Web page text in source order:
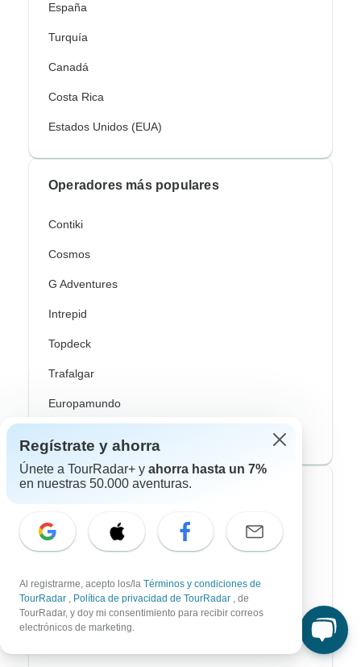
España
Turquía
Canadá
Costa Rica
Estados Unidos (EUA)
Operadores más populares
Contiki
Cosmos
G Adventures
Intrepid
Topdeck
Trafalgar
Europamundo
Estilos de viaje más populares
Aventura
Senderismo & Trekking
Aurora Boreal
Regístrate y ahorra
Únete a TourRadar+ y ahorra hasta un 7%
en nuestras 50.000 aventuras.
Al registrarme, acepto los/la Términos y condiciones de
TourRadar , Política de privacidad de TourRadar , de
TourRadar, y doy mi consentimiento para recibir correos
electrónicos de marketing.